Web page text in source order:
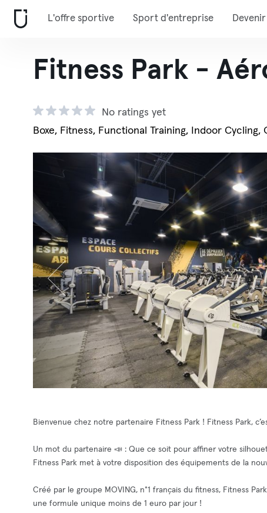
L'offre sportive Sport d'entreprise
Fitness Park -
No ratings yet
Boxe, Fitness, Functional Training, Indoor Cycling,
Bienvenue chez notre partenaire Fitness Park ! Fitness Park,
Un mot du partenaire 📣 : Que ce soit pour affiner votre
Fitness Park met à votre disposition des équipements de la
Créé par le groupe MOVING, n°1 français du fitness, Fitness
une formule unique moins de 1 euro par jour !